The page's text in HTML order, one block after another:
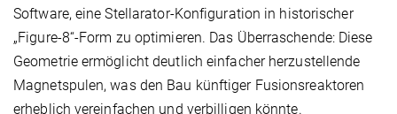
Software, eine Stellarator-Konfiguration in historischer
„Figure-8“-Form zu optimieren. Das Überraschende: Diese
Geometrie ermöglicht deutlich einfacher herzustellende
Magnetspulen, was den Bau künftiger Fusionsreaktoren
erheblich vereinfachen und verbilligen könnte.